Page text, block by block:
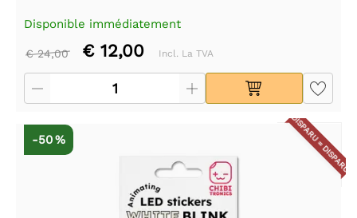
Disponible immédiatement
€ 24,00 € 12,00 Incl. La TVA
DISPARU = DISPARU
-50 %